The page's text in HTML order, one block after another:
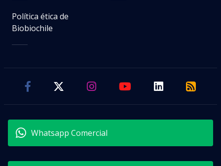
Política ética de
Biobiochile
Whatsapp Comercial